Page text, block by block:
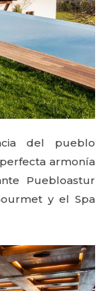
del pueblo
armonía
Puebloastur
y el Spa